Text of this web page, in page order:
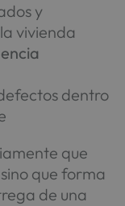
y
vivienda
dentro
que
que forma
de una